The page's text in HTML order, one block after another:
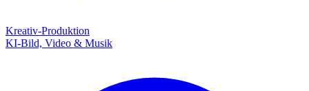
Kreativ-Produktion
KI-Bild, Video & Musik